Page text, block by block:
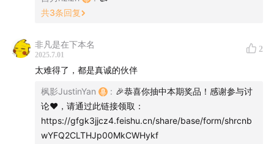
共3条回复
非凡是在下本名
2025.7.01
2
太难得了，都是真诚的伙伴
枫影JustinYan : 🎉恭喜你抽中本期奖品！感谢参与讨
论❤️，请通过此链接领取：
https://gfgk3jjcz4.feishu.cn/share/base/form/shrcnb
wYFQ2CLTHJp00MkCWHykf